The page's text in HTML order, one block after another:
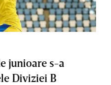
junioare s-a
Diviziei B